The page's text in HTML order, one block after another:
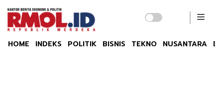
HOME INDEKS POLITIK BISNIS TEKNO NUSANTARA